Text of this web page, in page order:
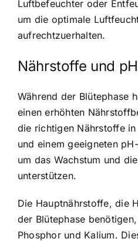
Luftbefeuchter oder
um die optimale
aufrechtzuerhalten.
Nährstoffe und
Während der Blütephase
einen erhöhten
die richtigen Nährstoffe
und einem geeigneten
um das Wachstum und
unterstützen.
Die Hauptnährstoffe, die
der Blütephase
Phosphor und Kalium.